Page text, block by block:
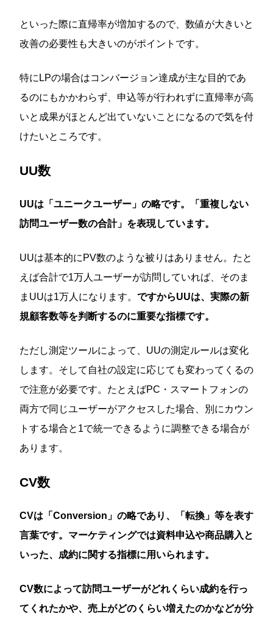
といった際に直帰率が増加するので、数値が大きいと
改善の必要性も大きいのがポイントです。
特にLPの場合はコンバージョン達成が主な目的であ
るのにもかかわらず、申込等が行われずに直帰率が高
いと成果がほとんど出ていないことになるので気を付
けたいところです。
UU数
UUは「ユニークユーザー」の略です。「重複しない
訪問ユーザー数の合計」を表現しています。
UUは基本的にPV数のような被りはありません。たと
えば合計で1万人ユーザーが訪問していれば、そのま
まUUは1万人になります。 ですからUUは、実際の新
規顧客数等を判断するのに重要な指標です。
ただし測定ツールによって、UUの測定ルールは変化
します。そして自社の設定に応じても変わってくるの
で注意が必要です。たとえばPC・スマートフォンの
両方で同じユーザーがアクセスした場合、別にカウン
トする場合と1で統一できるように調整できる場合が
あります。
CV数
CVは「Conversion」の略であり、「転換」等を表す
言葉です。マーケティングでは資料申込や商品購入と
いった、成約に関する指標に用いられます。
CV数によって訪問ユーザーがどれくらい成約を行っ
てくれたかや、売上がどのくらい増えたのかなどが分